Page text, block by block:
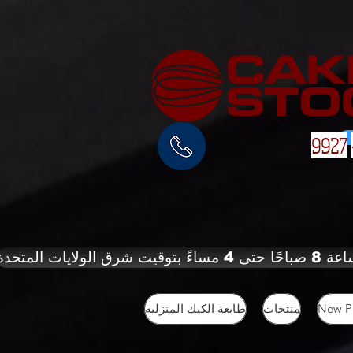
9927
طابعة الكيك المنزلية منتجات New